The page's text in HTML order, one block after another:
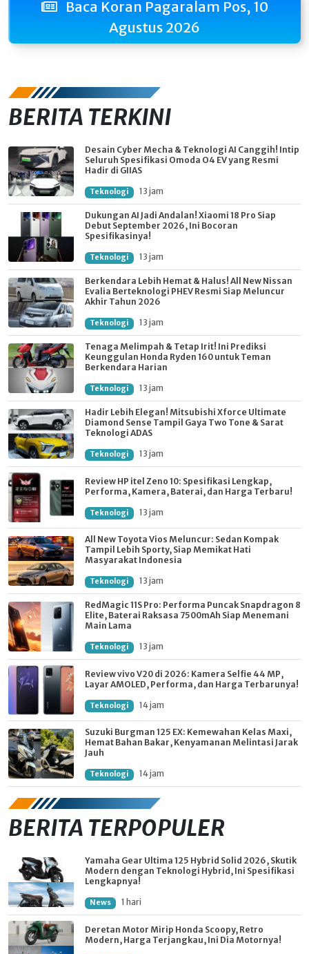
Baca Koran Pagaralam Pos, 10
Agustus 2026
BERITA TERKINI
Desain Cyber Mecha & Teknologi AI Canggih! Intip
Seluruh Spesifikasi Omoda O4 EV yang Resmi
Hadir di GIIAS
Teknologi 13 jam
Dukungan AI Jadi Andalan! Xiaomi 18 Pro Siap
Debut September 2026, Ini Bocoran
Spesifikasinya!
Teknologi 13 jam
Berkendara Lebih Hemat & Halus! All New Nissan
Evalia Berteknologi PHEV Resmi Siap Meluncur
Akhir Tahun 2026
Teknologi 13 jam
Tenaga Melimpah & Tetap Irit! Ini Prediksi
Keunggulan Honda Ryden 160 untuk Teman
Berkendara Harian
Teknologi 13 jam
Hadir Lebih Elegan! Mitsubishi Xforce Ultimate
Diamond Sense Tampil Gaya Two Tone & Sarat
Teknologi ADAS
Teknologi 13 jam
Review HP itel Zeno 10: Spesifikasi Lengkap,
Performa, Kamera, Baterai, dan Harga Terbaru!
Teknologi 13 jam
All New Toyota Vios Meluncur: Sedan Kompak
Tampil Lebih Sporty, Siap Memikat Hati
Masyarakat Indonesia
Teknologi 13 jam
RedMagic 11S Pro: Performa Puncak Snapdragon 8
Elite, Baterai Raksasa 7500mAh Siap Menemani
Main Lama
Teknologi 13 jam
Review vivo V20 di 2026: Kamera Selfie 44 MP,
Layar AMOLED, Performa, dan Harga Terbarunya!
Teknologi 14 jam
Suzuki Burgman 125 EX: Kemewahan Kelas Maxi,
Hemat Bahan Bakar, Kenyamanan Melintasi Jarak
Jauh
Teknologi 14 jam
BERITA TERPOPULER
Yamaha Gear Ultima 125 Hybrid Solid 2026, Skutik
Modern dengan Teknologi Hybrid, Ini Spesifikasi
Lengkapnya!
News 1 hari
Deretan Motor Mirip Honda Scoopy, Retro
Modern, Harga Terjangkau, Ini Dia Motornya!